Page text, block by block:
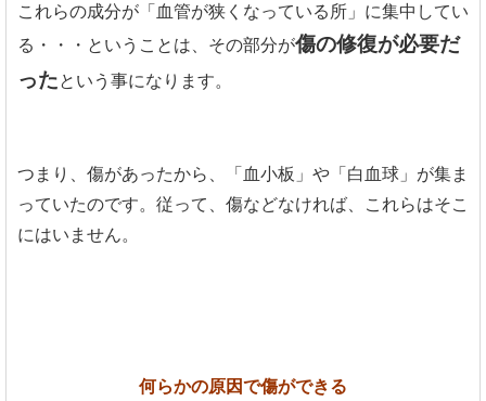
これらの成分が「血管が狭くなっている所」に集中してい
る・・・ということは、その部分が傷の修復が必要だ
ったという事になります。
つまり、傷があったから、「血小板」や「白血球」が集ま
っていたのです。従って、傷などなければ、これらはそこ
にはいません。
何らかの原因で傷ができる